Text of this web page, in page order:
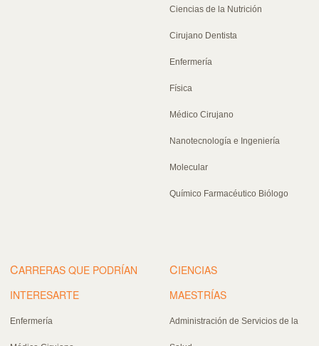
Ciencias de la Nutrición
Cirujano Dentista
Enfermería
Física
Médico Cirujano
Nanotecnología e Ingeniería
Molecular
Químico Farmacéutico Biólogo
CARRERAS QUE PODRÍAN
INTERESARTE
Enfermería
CIENCIAS
MAESTRÍAS
Administración de Servicios de la